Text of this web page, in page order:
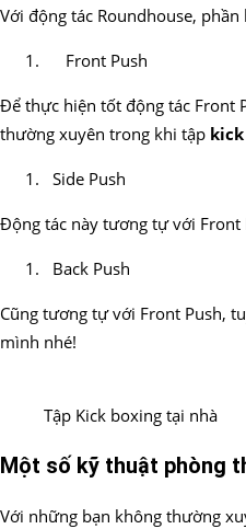
Với động tác Roundhouse,
Front Push
Để thực hiện tốt động tác Front
thường xuyên trong khi tập
Side Push
Động tác này tương tự với Front
Back Push
Cũng tương tự với Front Push,
mình nhé!
Tập Kick boxing tại nhà
Một số kỹ thuật phòng
Với những bạn không thường